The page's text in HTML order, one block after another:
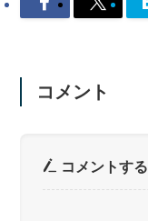
コメント
コメントする